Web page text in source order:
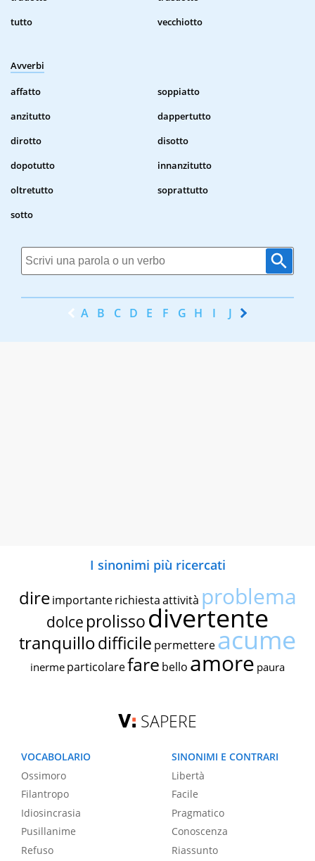
tutto
vecchiotto
Avverbi
affatto
soppiatto
anzitutto
dappertutto
dirotto
disotto
dopotutto
innanzitutto
oltretutto
soprattutto
sotto
A B C D E F G H I J K
I sinonimi più ricercati
dire importante richiestaattività problema
dolce prolissodivertente
tranquillodifficile permettereacume
inerme particolarefare bello amore paura
SAPERE
VOCABOLARIO
Ossimoro
Filantropo
Idiosincrasia
Pusillanime
Refuso
SINONIMI E CONTRARI
Libertà
Facile
Pragmatico
Conoscenza
Riassunto